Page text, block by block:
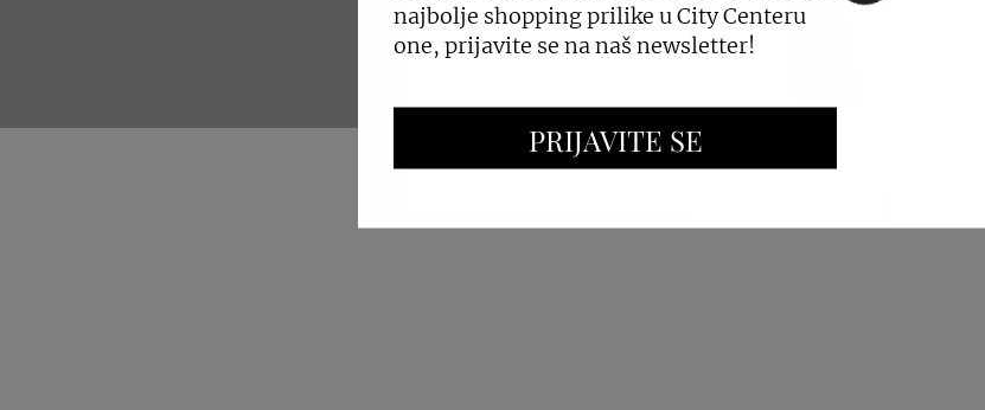
najbolje shopping prilike u City Centeru
one, prijavite se na naš newsletter!
PRIJAVITE SE